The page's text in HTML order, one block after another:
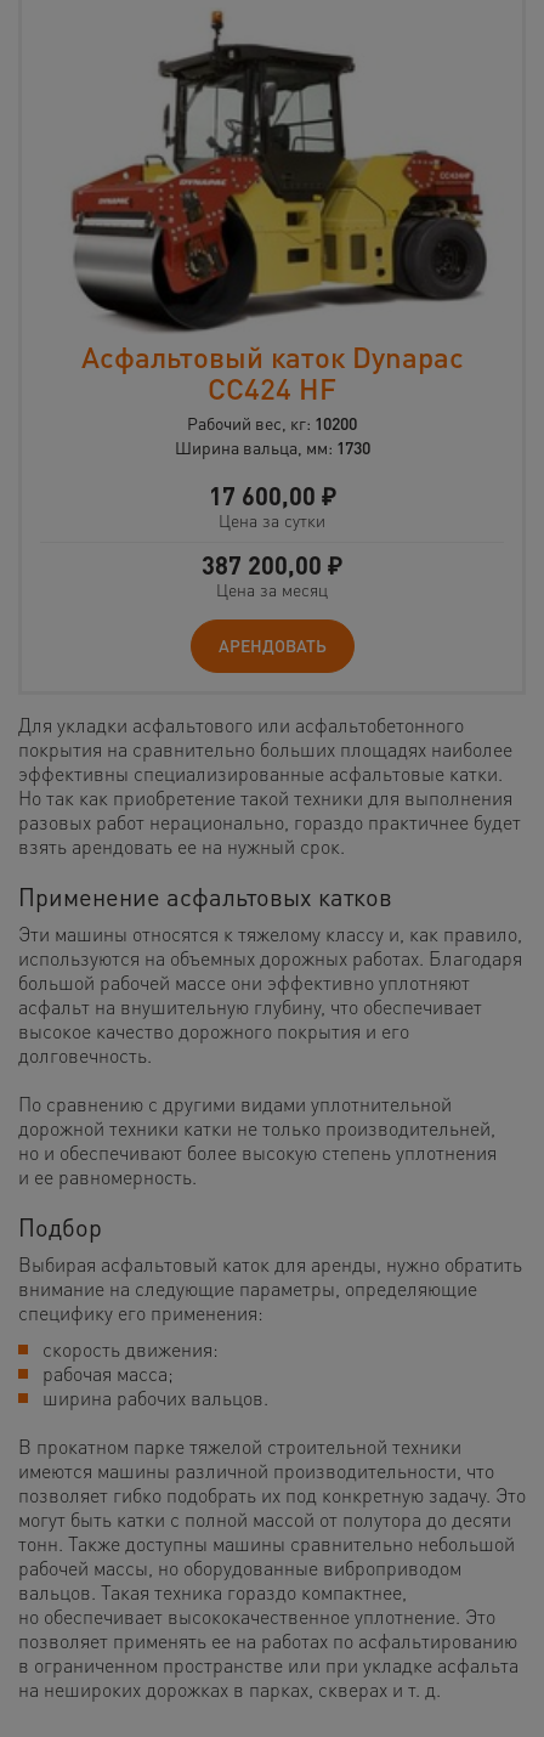
Асфальтовый каток Dynapac
CC424 HF
Рабочий вес, кг: 10200
Ширина вальца, мм: 1730
17 600,00 ₽
Цена за сутки
387 200,00 ₽
Цена за месяц
АРЕНДОВАТЬ
Для укладки асфальтового или асфальтобетонного
покрытия на сравнительно больших площадях наиболее
эффективны специализированные асфальтовые катки.
Но так как приобретение такой техники для выполнения
разовых работ нерационально, гораздо практичнее будет
взять арендовать ее на нужный срок.
Применение асфальтовых катков
Эти машины относятся к тяжелому классу и, как правило,
используются на объемных дорожных работах. Благодаря
большой рабочей массе они эффективно уплотняют
асфальт на внушительную глубину, что обеспечивает
высокое качество дорожного покрытия и его
долговечность.
По сравнению с другими видами уплотнительной
дорожной техники катки не только производительней,
но и обеспечивают более высокую степень уплотнения
и ее равномерность.
Подбор
Выбирая асфальтовый каток для аренды, нужно обратить
внимание на следующие параметры, определяющие
специфику его применения:
скорость движения:
рабочая масса;
ширина рабочих вальцов.
В прокатном парке тяжелой строительной техники
имеются машины различной производительности, что
позволяет гибко подобрать их под конкретную задачу. Это
могут быть катки с полной массой от полутора до десяти
тонн. Также доступны машины сравнительно небольшой
рабочей массы, но оборудованные виброприводом
вальцов. Такая техника гораздо компактнее,
но обеспечивает высококачественное уплотнение. Это
позволяет применять ее на работах по асфальтированию
в ограниченном пространстве или при укладке асфальта
на нешироких дорожках в парках, скверах и т. д.